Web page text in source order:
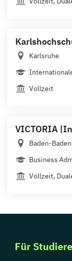
Karlsruhe
Vollzeit
VICTORIA
Baden-
Business
Vollzeit,
Für